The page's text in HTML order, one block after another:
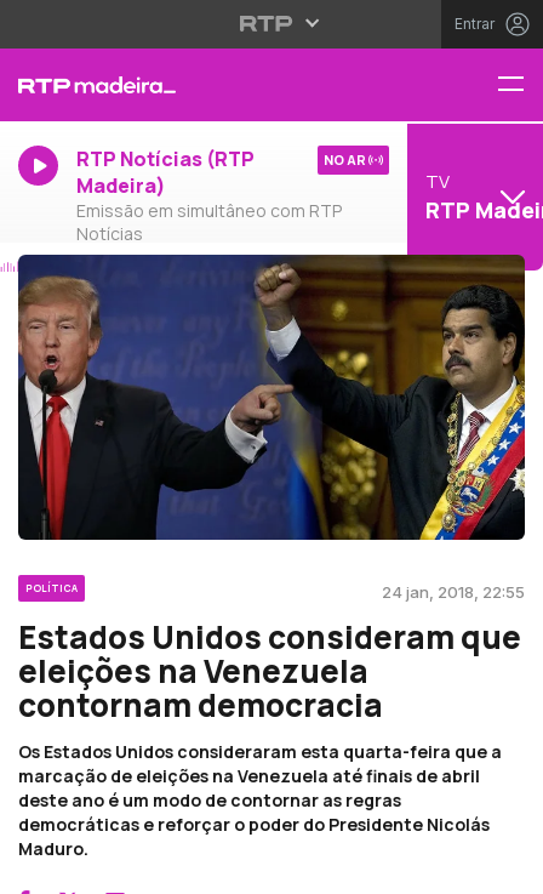
Entrar
RTP Notícias (RTP
Madeira)
Emissão em simultâneo com RTP
Notícias
NO AR
TV
RTP
POLÍTICA 24 jan, 2018, 22:55
Estados Unidos consideram que
eleições na Venezuela
contornam democracia
Os Estados Unidos consideraram esta quarta-feira que a
marcação de eleições na Venezuela até finais de abril
deste ano é um modo de contornar as regras
democráticas e reforçar o poder do Presidente Nicolás
Maduro.